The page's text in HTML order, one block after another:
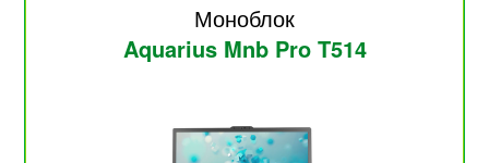
Моноблок
Aquarius Mnb Pro T514